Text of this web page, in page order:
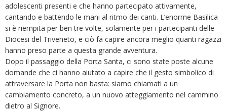
adolescenti presenti e che hanno partecipato attivamente,
cantando e battendo le mani al ritmo dei canti. L’enorme Basilica
si è riempita per ben tre volte, solamente per i partecipanti delle
Diocesi del Triveneto, e ciò fa capire ancora meglio quanti ragazzi
hanno preso parte a questa grande avventura.
Dopo il passaggio della Porta Santa, ci sono state poste alcune
domande che ci hanno aiutato a capire che il gesto simbolico di
attraversare la Porta non basta: siamo chiamati a un
cambiamento concreto, a un nuovo atteggiamento nel cammino
dietro al Signore.